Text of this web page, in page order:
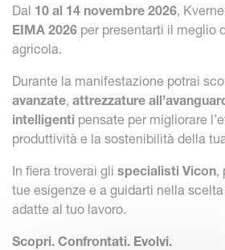
Dal 10 al 14 novembre 2026,
EIMA 2026 per presentarti il meglio
agricola.
Durante la manifestazione potrai
avanzate, attrezzature
intelligenti pensate per migliorare
produttività e la sostenibilità della
In fiera troverai gli specialisti Vicon,
tue esigenze e a guidarti nella
adatte al tuo lavoro.
Scopri. Confrontati. Evolvi.